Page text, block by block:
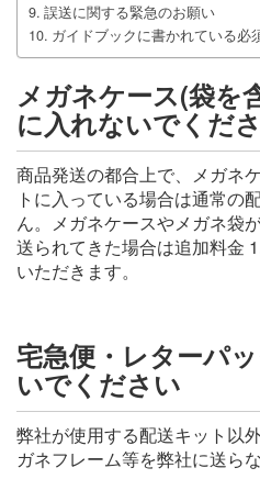
誤送に関する緊急のお願い
ガイドブックに書かれている必
メガネケース(袋を
に入れないでくだ
商品発送の都合上で、メガネ
トに入っている場合は通常の
ん。メガネケースやメガネ袋
送られてきた場合は追加料金
いただきます。
宅急便・レターパ
いでください
弊社が使用する配送キット以
ガネフレーム等を弊社に送ら